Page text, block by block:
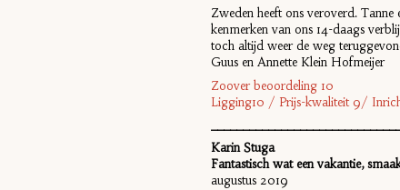
Zweden heeft ons veroverd. Tanne
kenmerken van ons 14-daags
toch altijd weer de weg
Guus en Annette Klein Hofmeijer
Zoover beoordeling 10
Ligging10 / Prijs-kwaliteit 9/
Karin Stuga
Fantastisch wat een vakantie,
augustus 2019